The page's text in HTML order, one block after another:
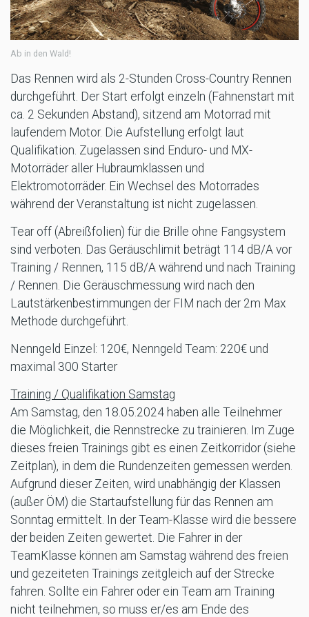
Ab in den Wald!
Das Rennen wird als 2-Stunden Cross-Country Rennen
durchgeführt. Der Start erfolgt einzeln (Fahnenstart mit
ca. 2 Sekunden Abstand), sitzend am Motorrad mit
laufendem Motor. Die Aufstellung erfolgt laut
Qualifikation. Zugelassen sind Enduro- und MX-
Motorräder aller Hubraumklassen und
Elektromotorräder. Ein Wechsel des Motorrades
während der Veranstaltung ist nicht zugelassen.
Tear off (Abreißfolien) für die Brille ohne Fangsystem
sind verboten. Das Geräuschlimit beträgt 114 dB/A vor
Training / Rennen, 115 dB/A während und nach Training
/ Rennen. Die Geräuschmessung wird nach den
Lautstärkenbestimmungen der FIM nach der 2m Max
Methode durchgeführt.
Nenngeld Einzel: 120€, Nenngeld Team: 220€ und
maximal 300 Starter
Training / Qualifikation Samstag
Am Samstag, den 18.05.2024 haben alle Teilnehmer
die Möglichkeit, die Rennstrecke zu trainieren. Im Zuge
dieses freien Trainings gibt es einen Zeitkorridor (siehe
Zeitplan), in dem die Rundenzeiten gemessen werden.
Aufgrund dieser Zeiten, wird unabhängig der Klassen
(außer ÖM) die Startaufstellung für das Rennen am
Sonntag ermittelt. In der Team-Klasse wird die bessere
der beiden Zeiten gewertet. Die Fahrer in der
TeamKlasse können am Samstag während des freien
und gezeiteten Trainings zeitgleich auf der Strecke
fahren. Sollte ein Fahrer oder ein Team am Training
nicht teilnehmen, so muss er/es am Ende des